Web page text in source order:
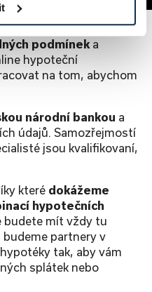
a zrychlit
podmínek a
hypoteční
na tom, abychom
národní bankou a
údajů. Samozřejmostí
jsou kvalifikovaní,
které dokážeme
hypotečních
budete mít vždy tu
budeme partnery v
tak, aby vám
splátek nebo